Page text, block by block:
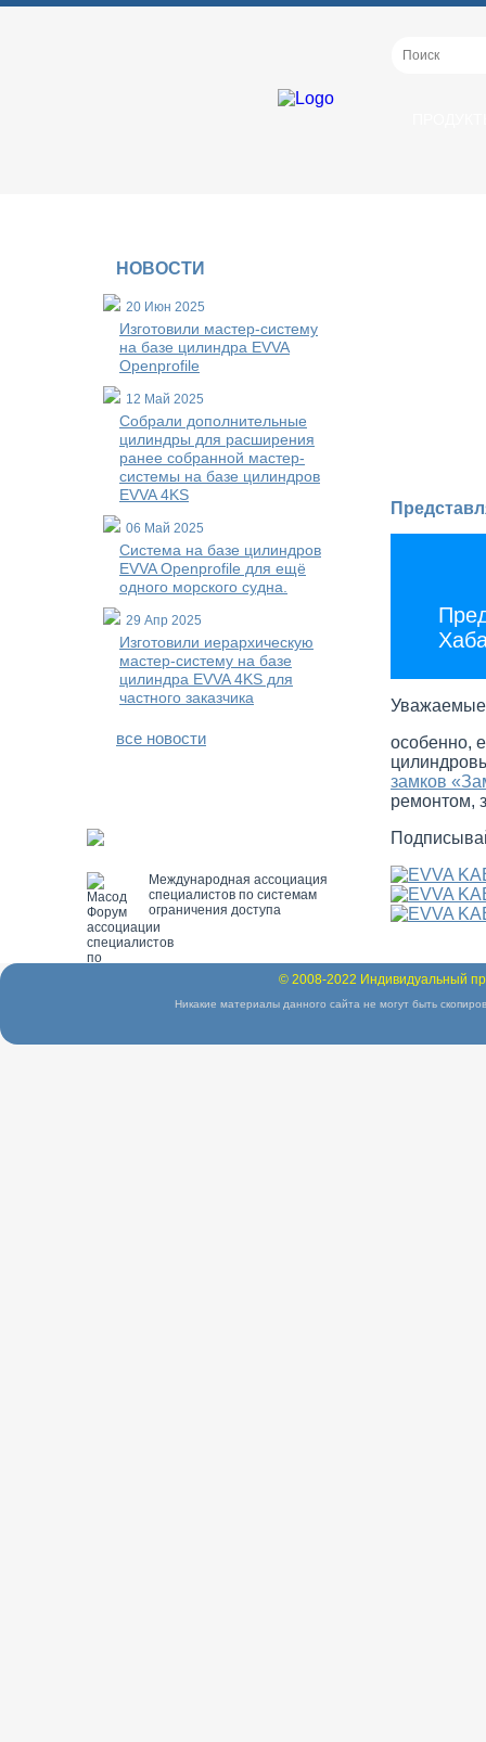
НОВОСТИ
20 Июн 2025
Изготовили мастер-систему
на базе цилиндра EVVA
Openprofile
12 Май 2025
Собрали дополнительные
цилиндры для расширения
ранее собранной мастер-
системы на базе цилиндров
EVVA 4KS
06 Май 2025
Система на базе цилиндров
EVVA Openprofile для ещё
одного морского судна.
29 Апр 2025
Изготовили иерархическую
мастер-систему на базе
цилиндра EVVA 4KS для
частного заказчика
все новости
Международная ассоциация
специалистов по системам
ограничения доступа
Уважаемые
особенно,
замков
ремонтом,
© 2008-2022 Индивидуальный
Никакие материалы данного сайта не могут быть